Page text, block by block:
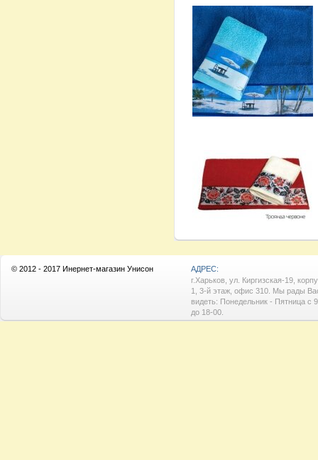
© 2012 - 2017 Инернет-магазин Унисон
АДРЕС:
г.Харьков, ул. Киргизская-19,
1, 3-й этаж, офис 310. Мы рады
видеть: Понедельник - Пятница с
до 18-00.